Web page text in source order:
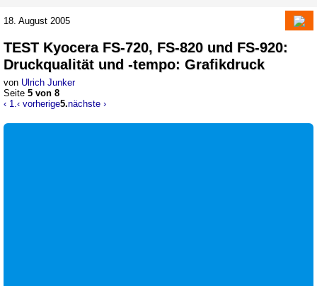
18. August 2005
TEST Kyocera FS-720, FS-820 und FS-920:
Druckqualität und -tempo: Grafikdruck
von Ulrich Junker
Seite 5 von 8
‹ 1.‹ vorherige5.nächste ›